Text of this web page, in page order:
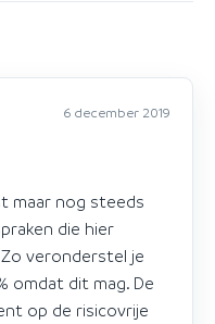
6 december 2019
maar nog steeds
die hier
veronderstel je
omdat dit mag. De
op de risicovrije